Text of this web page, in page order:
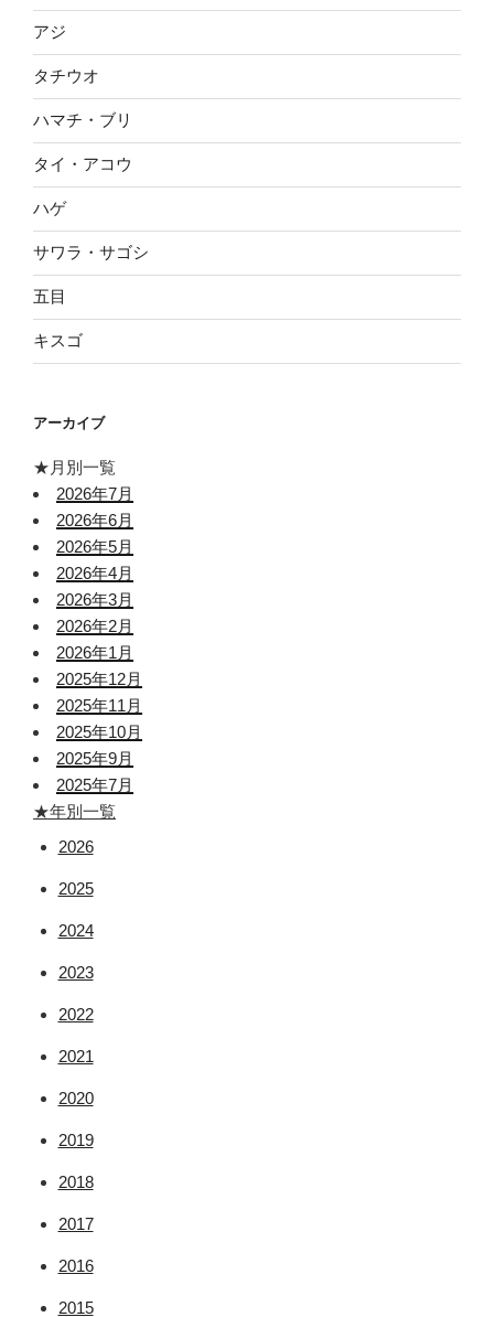
アジ
タチウオ
ハマチ・ブリ
タイ・アコウ
ハゲ
サワラ・サゴシ
五目
キスゴ
アーカイブ
★月別一覧
2026年7月
2026年6月
2026年5月
2026年4月
2026年3月
2026年2月
2026年1月
2025年12月
2025年11月
2025年10月
2025年9月
2025年7月
★年別一覧
2026
2025
2024
2023
2022
2021
2020
2019
2018
2017
2016
2015